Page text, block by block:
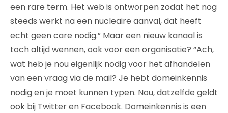
een rare term. Het web is ontworpen zodat het nog
steeds werkt na een nucleaire aanval, dat heeft
echt geen care nodig.” Maar een nieuw kanaal is
toch altijd wennen, ook voor een organisatie? “Ach,
wat heb je nou eigenlijk nodig voor het afhandelen
van een vraag via de mail? Je hebt domeinkennis
nodig en je moet kunnen typen. Nou, datzelfde geldt
ook bij Twitter en Facebook. Domeinkennis is een